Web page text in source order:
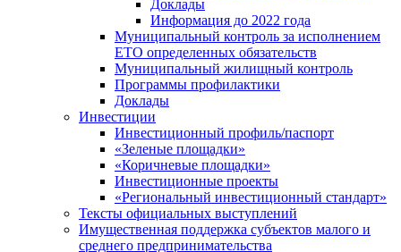
Доклады
Информация до 2022 года
Муниципальный контроль за исполнением
ЕТО определенных обязательств
Муниципальный жилищный контроль
Программы профилактики
Доклады
Инвестиции
Инвестиционный профиль/паспорт
«Зеленые площадки»
«Коричневые площадки»
Инвестиционные проекты
«Региональный инвестиционный стандарт»
Тексты официальных выступлений
Имущественная поддержка субъектов малого и
среднего предпринимательства